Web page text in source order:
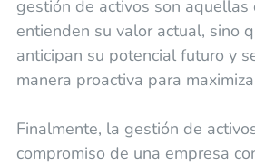
gestión de activos son aquellas
entienden su valor actual, sino
anticipan su potencial futuro y
manera proactiva para
Finalmente, la gestión de
compromiso de una empresa